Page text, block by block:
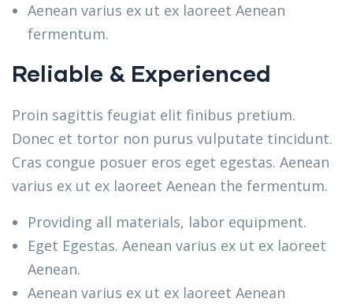
Aenean varius ex ut ex laoreet Aenean
fermentum.
Reliable & Experienced
Proin sagittis feugiat elit finibus pretium.
Donec et tortor non purus vulputate tincidunt.
Cras congue posuer eros eget egestas. Aenean
varius ex ut ex laoreet Aenean the fermentum.
Providing all materials, labor equipment.
Eget Egestas. Aenean varius ex ut ex laoreet
Aenean.
Aenean varius ex ut ex laoreet Aenean